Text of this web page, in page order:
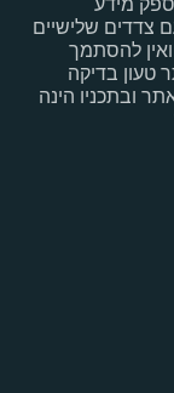
מידע
צדדים שלישיים
להסתמך
טעון בדיקה
ובתכניו הינה